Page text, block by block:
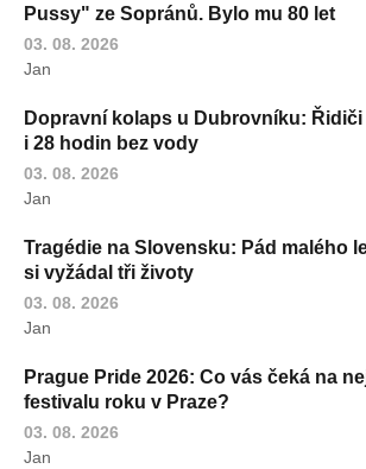
Pussy" ze Sopránů. Bylo mu 80 let
03. 08. 2026
Jan
Dopravní kolaps u Dubrovníku:
i 28 hodin bez vody
03. 08. 2026
Jan
Tragédie na Slovensku: Pád malého
si vyžádal tři životy
03. 08. 2026
Jan
Prague Pride 2026: Co vás čeká na
festivalu roku v Praze?
03. 08. 2026
Jan